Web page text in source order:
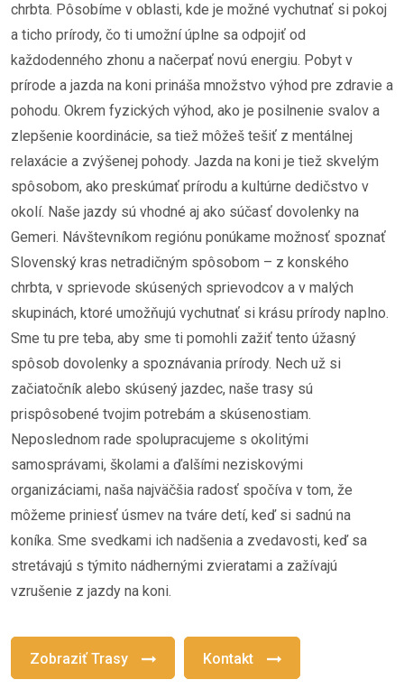
chrbta. Pôsobíme v oblasti, kde je možné vychutnať si pokoj
a ticho prírody, čo ti umožní úplne sa odpojiť od
každodenného zhonu a načerpať novú energiu. Pobyt v
prírode a jazda na koni prináša množstvo výhod pre zdravie a
pohodu. Okrem fyzických výhod, ako je posilnenie svalov a
zlepšenie koordinácie, sa tiež môžeš tešiť z mentálnej
relaxácie a zvýšenej pohody. Jazda na koni je tiež skvelým
spôsobom, ako preskúmať prírodu a kultúrne dedičstvo v
okolí. Naše jazdy sú vhodné aj ako súčasť dovolenky na
Gemeri. Návštevníkom regiónu ponúkame možnosť spoznať
Slovenský kras netradičným spôsobom – z konského
chrbta, v sprievode skúsených sprievodcov a v malých
skupinách, ktoré umožňujú vychutnať si krásu prírody naplno.
Sme tu pre teba, aby sme ti pomohli zažiť tento úžasný
spôsob dovolenky a spoznávania prírody. Nech už si
začiatočník alebo skúsený jazdec, naše trasy sú
prispôsobené tvojim potrebám a skúsenostiam.
Neposlednom rade spolupracujeme s okolitými
samosprávami, školami a ďalšími neziskovými
organizáciami, naša najväčšia radosť spočíva v tom, že
môžeme priniesť úsmev na tváre detí, keď si sadnú na
koníka. Sme svedkami ich nadšenia a zvedavosti, keď sa
stretávajú s týmito nádhernými zvieratami a zažívajú
vzrušenie z jazdy na koni.
Zobraziť Trasy Kontakt